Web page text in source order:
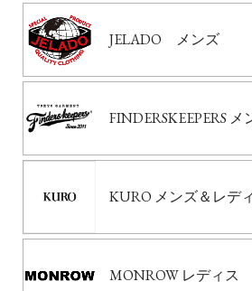
JELADO メンズ
FINDERSKEEPERS メ
KURO メンズ＆レデ
MONROW レディス